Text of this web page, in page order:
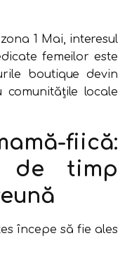
1 Mai, interesul
femeilor este
boutique devin
locale
fiică:
timp
începe să fie ales